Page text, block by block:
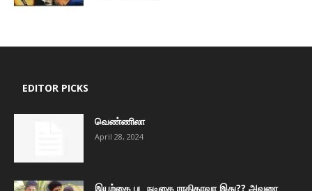
EDITOR PICKS
வெண்ணிலா
April 28, 2024
இயற்கை பட நடிகை ராதிகாவா இது?? அவரை